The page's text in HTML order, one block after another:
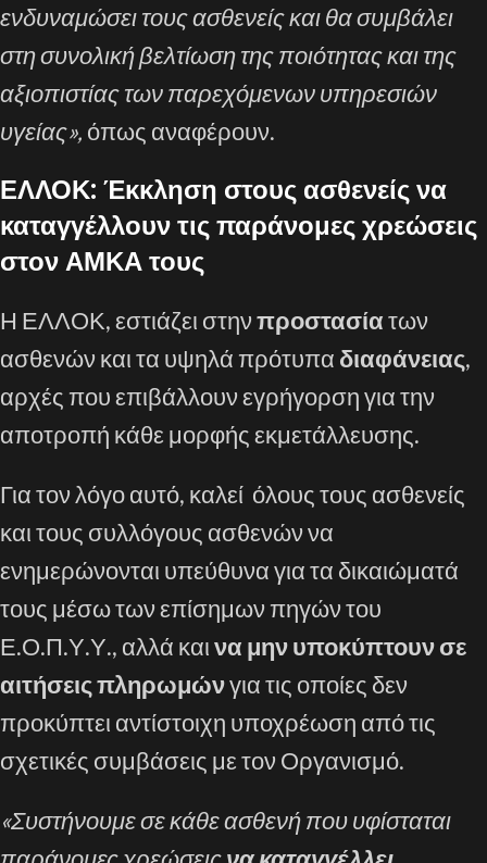
ενδυναμώσει τους ασθενείς και θα συμβάλει
στη συνολική βελτίωση της ποιότητας και της
αξιοπιστίας των παρεχόμενων υπηρεσιών
υγείας», όπως αναφέρουν.
ΕΛΛΟΚ: Έκκληση στους ασθενείς να
καταγγέλλουν τις παράνομες χρεώσεις
στον ΑΜΚΑ τους
Η ΕΛΛΟΚ, εστιάζει στηνπροστασίατων
ασθενών και τα υψηλά πρότυπα διαφάνειας,
αρχές που επιβάλλουν εγρήγορση για την
αποτροπή κάθε μορφής εκμετάλλευσης.
Για τον λόγο αυτό, καλεί όλους τους ασθενείς
και τους συλλόγους ασθενών να
ενημερώνονται υπεύθυνα για τα δικαιώματά
τους μέσω των επίσημων πηγών του
Ε.Ο.Π.Υ.Υ., αλλά καινα μην υποκύπτουν σε
αιτήσεις πληρωμώνγια τις οποίες δεν
προκύπτει αντίστοιχη υποχρέωση από τις
σχετικές συμβάσεις με τον Οργανισμό.
«Συστήνουμε σε κάθε ασθενή που υφίσταται